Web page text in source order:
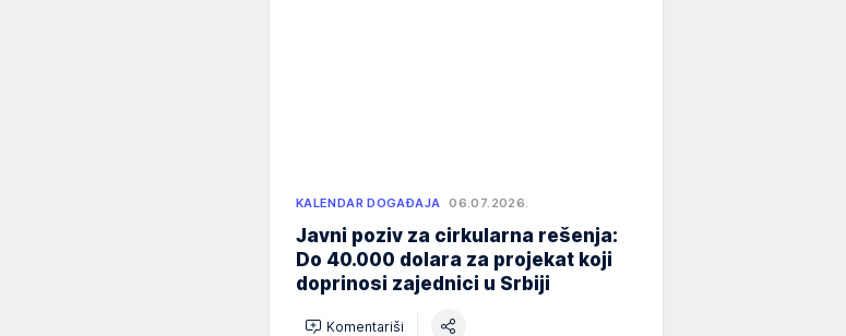
KALENDAR DOGAĐAJA 06.07.2026.
Javni poziv za cirkularna rešenja:
Do 40.000 dolara za projekat koji
doprinosi zajednici u Srbiji
Komentariši